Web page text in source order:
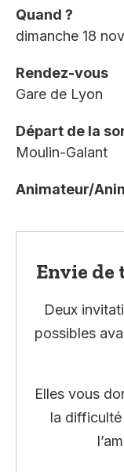
Quand ?
dimanche 18
Rendez-vous
Gare de Lyon
Départ de la
Moulin-Galant
Animateur/
Envie de
Deux
possibles
Elles vous
la difficulté